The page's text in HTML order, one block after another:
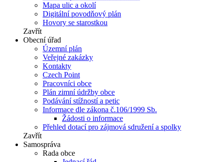
Mapa ulic a okolí
Digitální povodňový plán
Hovory se starostkou
Zavřít
Obecní úřad
Územní plán
Veřejné zakázky
Kontakty
Czech Point
Pracovníci obce
Plán zimní údržby obce
Podávání stížností a petic
Informace dle zákona č.106/1999 Sb.
Žádosti o informace
Přehled dotací pro zájmová sdružení a spolky
Zavřít
Samospráva
Rada obce